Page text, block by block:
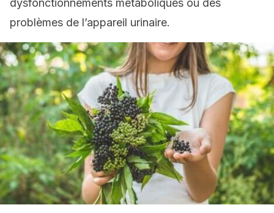
dysfonctionnements métaboliques ou des
problèmes de l’appareil urinaire.